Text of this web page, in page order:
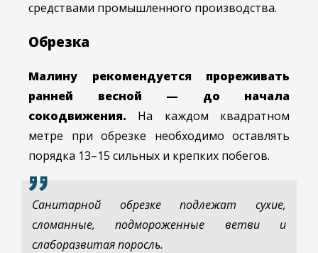
средствами промышленного производства.
Обрезка
Малину рекомендуется прореживать
ранней весной — до начала
сокодвижения. На каждом квадратном
метре при обрезке необходимо оставлять
порядка 13–15 сильных и крепких побегов.
Санитарной обрезке подлежат сухие,
сломанные, подмороженные ветви и
слаборазвитая поросль.